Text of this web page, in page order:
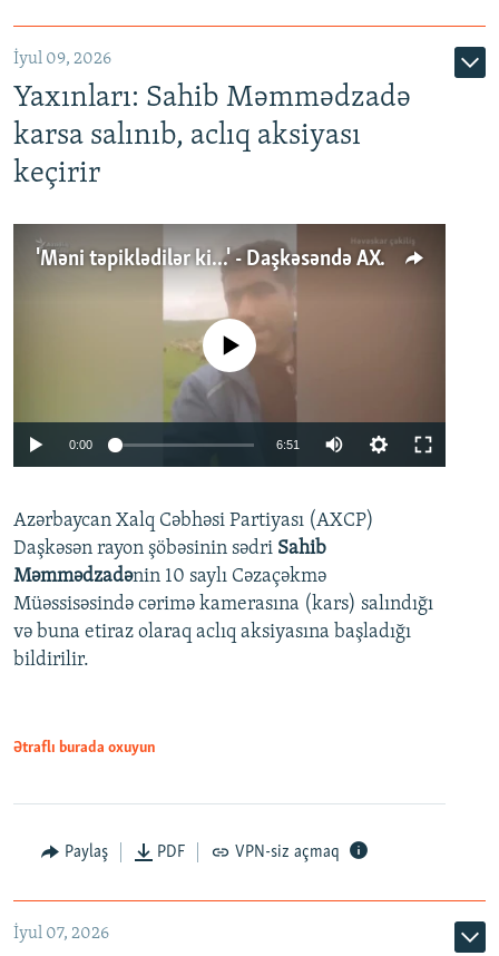
İyul 09, 2026
Yaxınları: Sahib Məmmədzadə
karsa salınıb, aclıq aksiyası
keçirir
'Məni təpiklədilər ki...' - Daşkəsəndə AXCP fəalının yaxınları onun həbsinə etiraz edirlər
Auto 240p 360p
720p 1080p
No media source currently available
0:00 6:51
360p
720p
1080p
Azərbaycan Xalq Cəbhəsi Partiyası (AXCP)
Daşkəsən rayon şöbəsinin sədri Sahib
Məmmədzadənin 10 saylı Cəzaçəkmə
Müəssisəsində cərimə kamerasına (kars) salındığı
və buna etiraz olaraq aclıq aksiyasına başladığı
bildirilir.
Ətraflı burada oxuyun
Paylaş PDF VPN-siz açmaq
İyul 07, 2026